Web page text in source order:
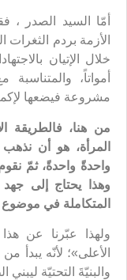
أمّا السيد الصدر ،
الأزمة بردم الثغرات
خلال الإتيان
أمواتاً،
مشروعة فيضعها
من هنا، فالطريقة
المرأة، هو أن
واحدةً واحدةً، ثمّ
وهذا يحتاج إلى جهد
المتكاملة في
ولهذا عبّرنا عن هذا
الأعلى»؛ لأنّه يبدأ
والبنيّةَ التحتيّة